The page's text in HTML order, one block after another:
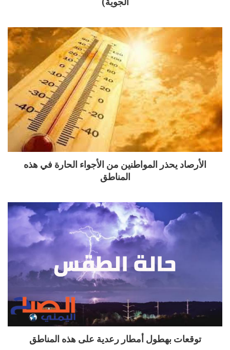
الأرصاد يحذر المواطنين من الأجواء الحارة في هذه
المناطق
توقعات بهطول أمطار رعدية على هذه المناطق